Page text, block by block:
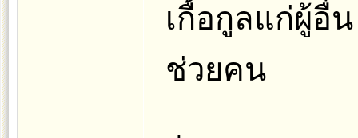
เกื้อกูลแก่ผู้อื่
ช่วยคน